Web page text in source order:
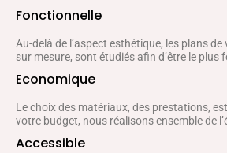
Fonctionnelle
Au-delà de l’aspect esthétique, les plans
sur mesure, sont étudiés afin d’être le plus
Economique
Le choix des matériaux, des prestations,
votre budget, nous réalisons ensemble de
Accessible